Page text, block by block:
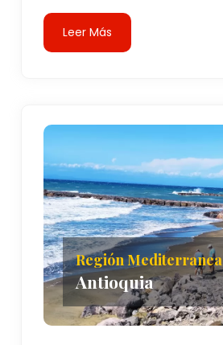
Leer Más
Región Mediterranea
Antioquia